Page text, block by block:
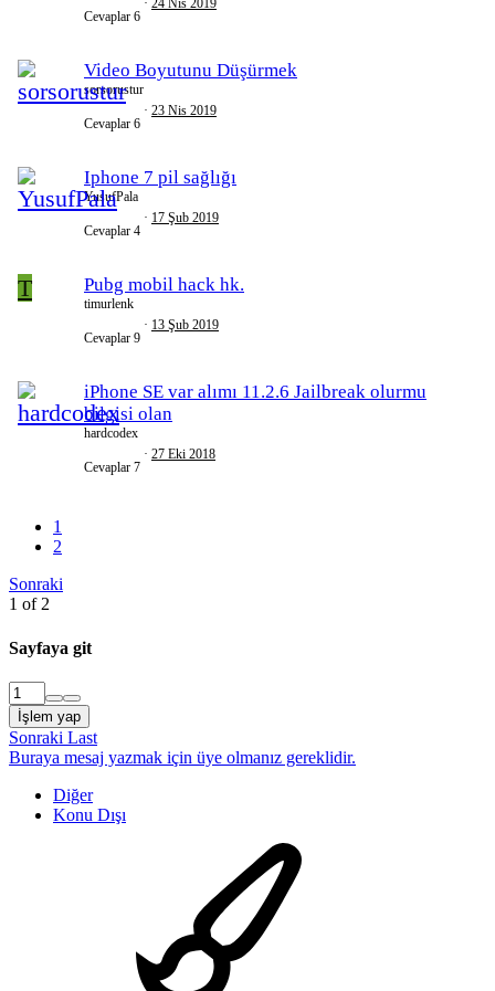
Cevaplar 6
Video Boyutunu Düşürmek
sorsorustur
Cevaplar 6
23 Nis 2019
Iphone 7 pil sağlığı
YusufPala
Cevaplar 4
17 Şub 2019
T Pubg mobil hack hk.
timurlenk
Cevaplar 9
13 Şub 2019
iPhone SE var alımı 11.2.6 Jailbreak olurmu
bilgisi olan
hardcodex
Cevaplar 7
27 Eki 2018
1
2
Sonraki
1 of 2
Sayfaya git
İşlem yap
Sonraki Last
Buraya mesaj yazmak için üye olmanız gereklidir.
Diğer
Konu Dışı